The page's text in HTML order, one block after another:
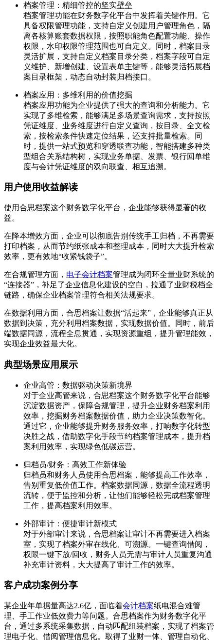
档案管理：精细管控的坚实壁垒
档案管理功能在财务数字化平台中发挥着关键作用。它
具备权限管理功能，支持自定义创建用户管理角色，隔
离各核算账套数据权限，按照职能角色配置功能、操作
权限，水印权限管理范围也可自定义。同时，档案目录
灵活扩展，支持自定义档案目录分类，档案字段可自定
义维护、新增创建、设置表单主键等，能够灵活拓展档
案目录框架，动态自动封装归档接口。
档案应用：多维利用的价值挖掘
档案应用功能为企业提供了强大的查询和分析能力。它
实现了多维检索，能够满足多场景查询需求，支持按照
凭证维度、业务维度进行自定义查询，按目录、全文检
索，按检索条件快速定位结果，还支持批量检索。同
时，提供一站式预览和穿透联查功能，智能搭建多种类
型组合关系结构树，实现业务单据、发票、银行回单维
度与会计凭证维度的双向联查、相互追溯。
用户使用收益解读
使用合思档案这个财务数字化平台，企业能够获得显著的收
益。
在降本增效方面，企业可以彻底告别传统手工归档，不再需要
打印档案，从而节约纸张成本和整理成本，同时大大提升检索
效率，更有效地“收紧钱袋子”。
在合规管理方面， 电子会计档案管理成为闭环全量业财系统的
“连接器”，补足了企业信息化建设的空白，拉通了业财税档全
链路，确保企业档案管理符合相关法规要求。
在数据利用方面，合思档案让数据“活起来”，企业能够真正从
数据到决策，充分利用档案数据，实现数据价值。同时，前后
端数据同源，流程全息贯通，实现资源重组，提升管理能效，
实现企业效益最大化。
典型场景应用展示
企业高管：数据驱动决策新境界
对于企业高管来说，合思档案这个财务数字化平台能够
沉淀数据资产，保障合规管理，提升企业财务档案利用
效率，挖掘财务档案数据价值，助力企业决策数智化。
通过它，企业能够提升财务服务效率，打响数字化转型
决胜之战，借助数字化手段节约档案管理成本，提升档
案利用效率，实现绿色低碳运营。
归档员/财务：高效工作新体验
归档员和财务人员使用合思档案，能够提高工作效率，
告别重复低价值工作。档案数据同源，数据全流程透明
流转，便于监控和分析，让他们能够轻松完成档案管理
工作，提高档案利用效率。
外部审计：便捷审计新模式
对于外部审计来说，合思档案让审计不再需要进入档案
室，实现了档案外审在线化、可溯源。一键查询借阅，
权限一键下放/回收，财务人员无需与审计人员重复沟通
补充审计资料，大大提高了审计工作的效率。
客户成功案例分享
某企业年单据量高达2.6亿，面临着会计档案纸电混合难管
理、手工作业低效费力等问题。合思档案作为财务数字化平
台，通过多系统采集数据，自动匹配组装档案，实现了档案管
理电子化、借阅管理信息化。取得了业财一体、管理自动化、